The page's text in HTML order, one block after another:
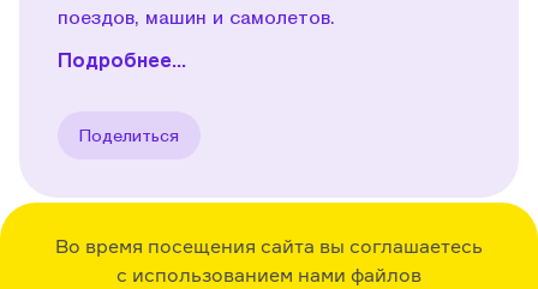
Во время посещения сайта вы соглашаетесь
с использованием нами файлов
поездов, машин и самолетов.
Подробнее...
Поделиться
31:20 02.11.23